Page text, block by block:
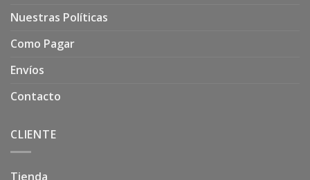
Nuestras Políticas
Como Pagar
Envíos
Contacto
CLIENTE
Tienda